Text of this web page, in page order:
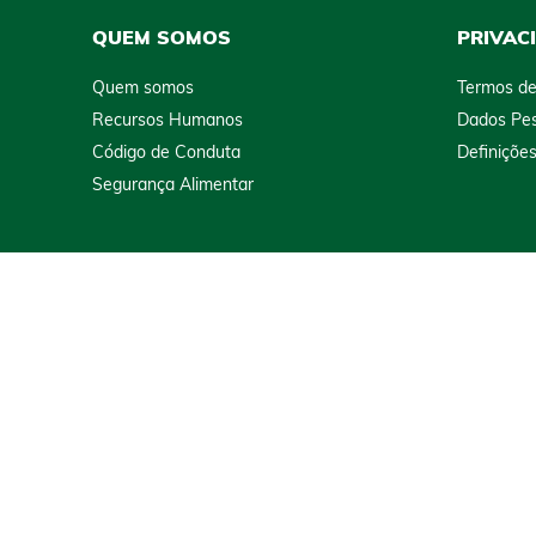
QUEM SOMOS
Quem somos
Recursos Humanos
Código de Conduta
Segurança Alimentar
Termos
Dados